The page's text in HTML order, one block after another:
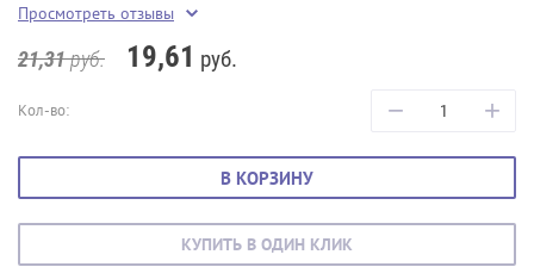
Просмотреть отзывы
21,31руб. 19,61 руб.
Кол-во: − +
В КОРЗИНУ
КУПИТЬ В ОДИН КЛИК